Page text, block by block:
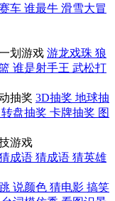
车 谁最牛 滑雪大冒
划游戏 游龙戏珠 狼
谁是射手王 武松打
抽奖 3D抽奖 地球抽
转盘抽奖 卡牌抽奖 图
游戏
成语 猜成语 猜英雄
说颜色 猜电影 搞笑